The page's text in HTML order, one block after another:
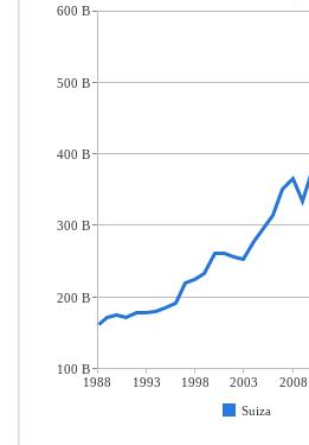
1988 1993 1998 2003 2008
Suiza
600 B
500 B
400 B
300 B
200 B
100 B